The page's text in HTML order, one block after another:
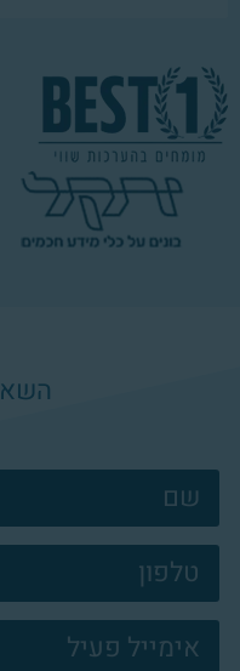
צרו
קשר
פוטר